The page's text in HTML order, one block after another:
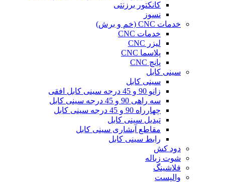
کانکتور برزنتی
نسوز
خدمات CNC (خم و برش)
خدمات CNC
لیزر CNC
پلاسما CNC
پانچ CNC
سینی کابل
سینی کابل
زانو 90 و 45 درجه سینی کابل افقی
سه راهی 90 و 45 درجه سینی کابل
چهارراه 90 و 45 درجه سینی کابل
تبدیل سینی کابل
مقاطع آبشاری سینی کابل
رابط سینی کابل
دود کش
شوت زباله
فلاشینگ
والپست